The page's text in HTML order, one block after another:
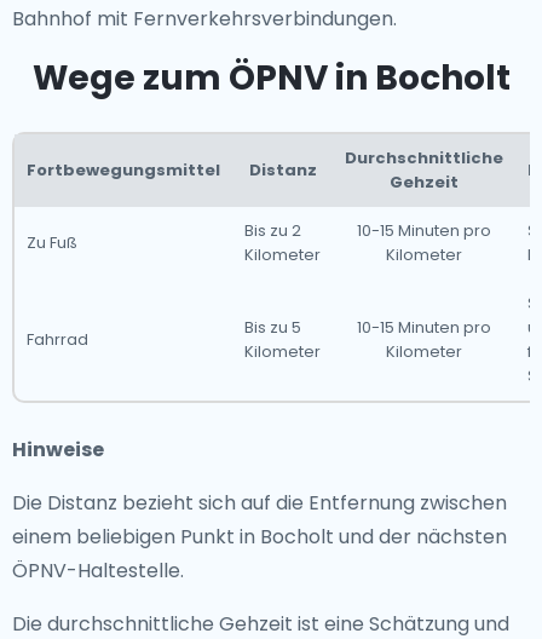
Bahnhof mit Fernverkehrsverbindungen.
Wege zum ÖPNV in Bocholt
Fortbewegungsmittel Distanz
Durchschnittliche
Gehzeit
Zu Fuß
Bis zu 2
Kilometer
10-15 Minuten pro
Kilometer
Fahrrad
Bis zu 5
Kilometer
10-15 Minuten pro
Kilometer
Hinweise
Die Distanz bezieht sich auf die Entfernung zwischen
einem beliebigen Punkt in Bocholt und der nächsten
ÖPNV-Haltestelle.
Die durchschnittliche Gehzeit ist eine Schätzung und